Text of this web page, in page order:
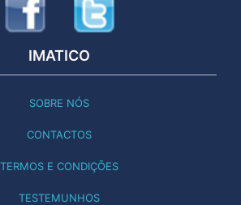
IMATICO
SOBRE NÓS
CONTACTOS
TERMOS E CONDIÇÕES
TESTEMUNHOS